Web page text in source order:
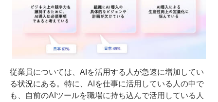
従業員については、AIを活用する人が急速に増加してい
る状況にある。特に、AIを仕事に活用している人の中で
も、自前のAIツールを職場に持ち込んで活用している人